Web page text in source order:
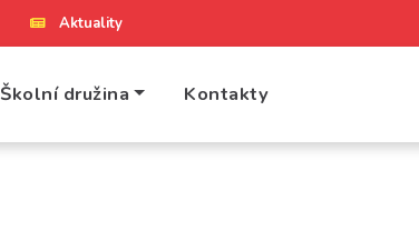
Aktuality
Školní družina Kontakty